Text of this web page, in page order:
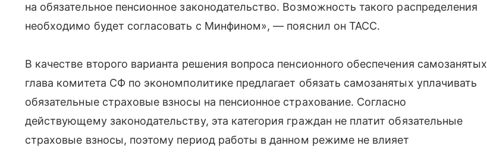
на обязательное пенсионное законодательство. Возможность такого распределения
необходимо будет согласовать с Минфином», — пояснил он ТАСС.
В качестве второго варианта решения вопроса пенсионного обеспечения самозанятых
глава комитета СФ по экономполитике предлагает обязать самозанятых уплачивать
обязательные страховые взносы на пенсионное страхование. Согласно
действующему законодательству, эта категория граждан не платит обязательные
страховые взносы, поэтому период работы в данном режиме не влияет